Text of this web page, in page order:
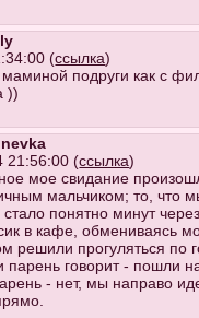
(ссылка)
подруги как с
))
21:56:00 (ссылка)
мое свидание
мальчиком; то, что
стало понятно минут
в кафе, обмениваясь
решили прогуляться по
парень говорит - пошли
- нет, мы направо